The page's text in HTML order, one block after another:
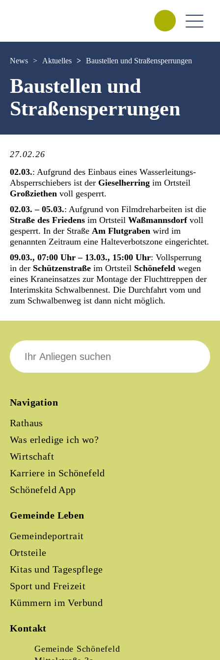
News > Aktuelles > Baustellen und Straßensperrungen
Baustellen und
Straßensperrungen
27.02.26
02.03.: Aufgrund des Einbaus eines Wasserleitungs-
Absperrschiebers ist der Gieselherring im Ortsteil
Großziethen voll gesperrt.
02.03. – 05.03.: Aufgrund von Filmdreharbeiten ist die
Straße des Friedens im Ortsteil Waßmannsdorfvoll
gesperrt. In der Straße Am Flutgraben wird im
genannten Zeitraum eine Halteverbotszone eingerichtet.
09.03., 07:00 Uhr – 13.03., 15:00 Uhr: Vollsperrung
in der Schützenstraße im Ortsteil Schönefeld wegen
eines Kraneinsatzes zur Montage der Fluchttreppen der
Interimskita Schwalbennest. Die Durchfahrt vom und
zum Schwalbenweg ist dann nicht möglich.
Navigation
Rathaus
Was erledige ich wo?
Wirtschaft
Karriere in Schönefeld
Schönefeld App
Gemeinde Leben
Gemeindeportrait
Ortsteile
Kitas und Tagespflege
Sport und Freizeit
Kümmern im Verbund
Kontakt
Gemeinde Schönefeld
Suche
nach: